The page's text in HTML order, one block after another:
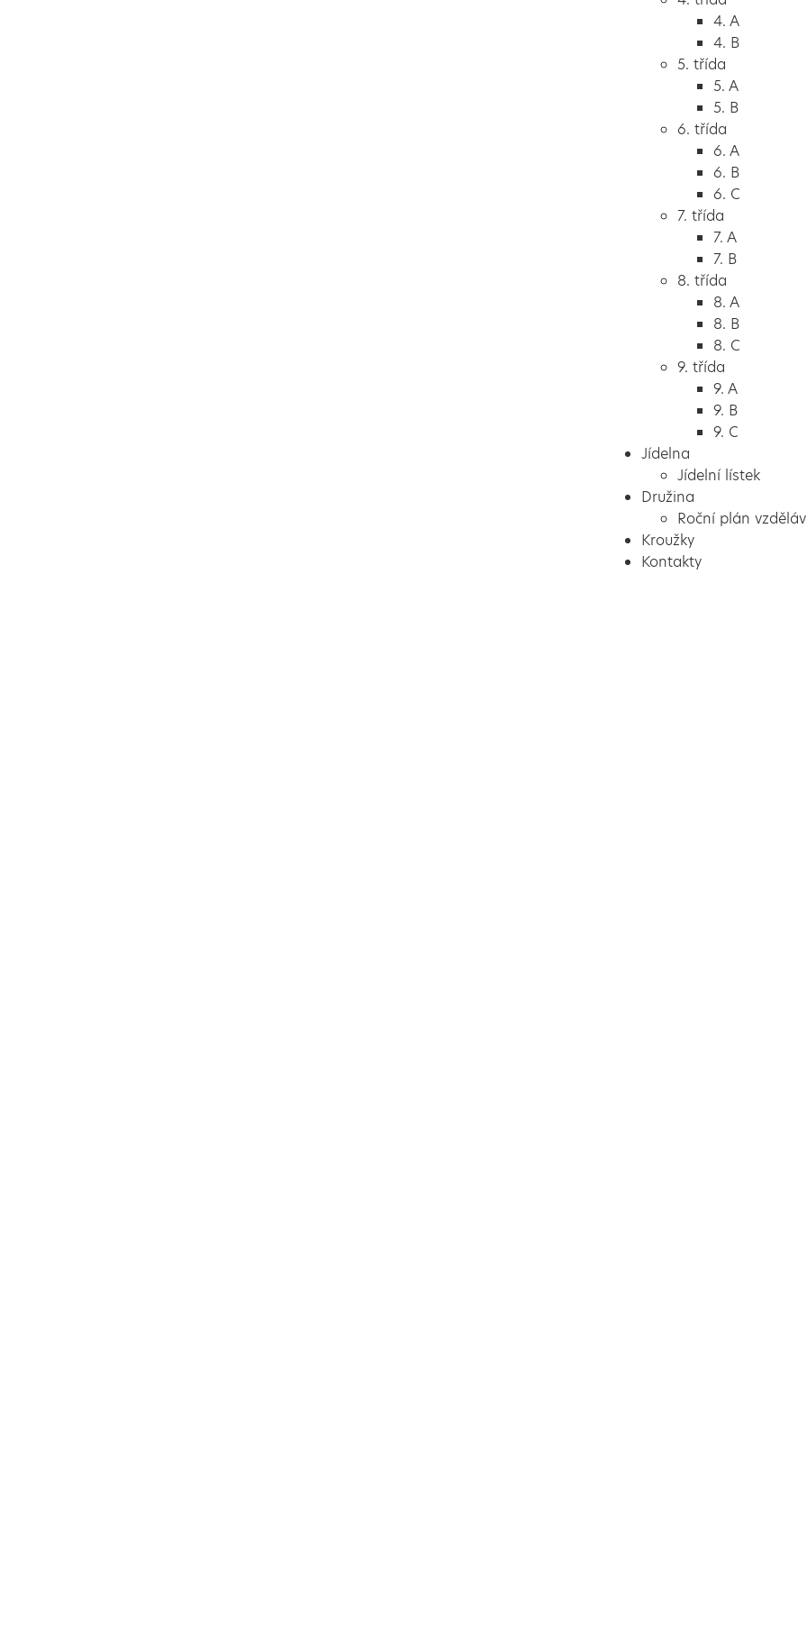
4. A
4. B
5. třída
5. A
5. B
6. třída
6. A
6. B
6. C
7. třída
7. A
7. B
8. třída
8. A
8. B
8. C
9. třída
9. A
9. B
9. C
Jídelna
Jídelní lístek
Družina
Roční plán
Kroužky
Kontakty